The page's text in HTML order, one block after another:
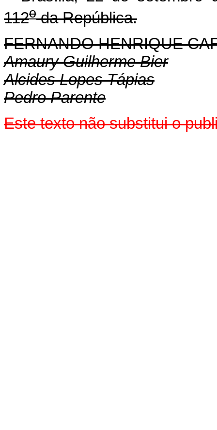
112oda República.
FERNANDO HENRIQUE
Amaury Guilherme Bier
Alcides Lopes Tápias
Pedro Parente
Este texto não substitui o